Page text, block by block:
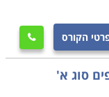
בעבודה זו
והרענון של
כמו כן, הקורס
הקורס 
סוג א'